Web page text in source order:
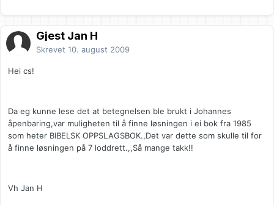
Gjest Jan H
Skrevet 10. august 2009
Hei cs!
Da eg kunne lese det at betegnelsen ble brukt i Johannes
åpenbaring,var muligheten til å finne løsningen i ei bok fra 1985
som heter BIBELSK OPPSLAGSBOK.,Det var dette som skulle til for
å finne løsningen på 7 loddrett.,,Så mange takk!!
Vh Jan H